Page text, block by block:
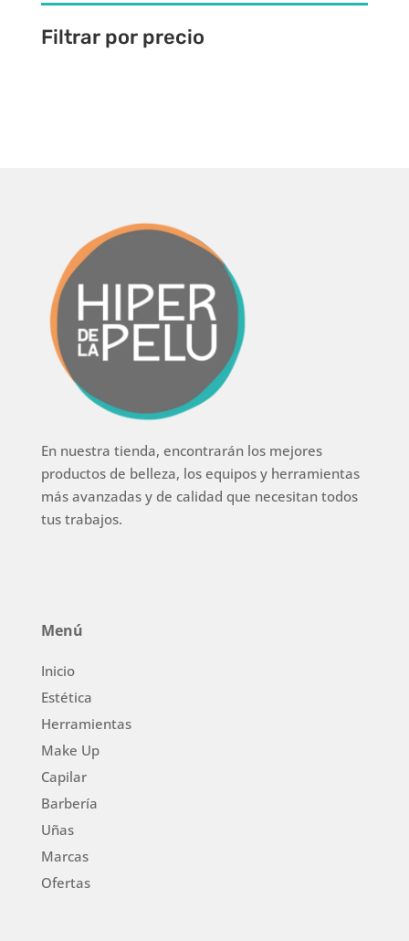
Filtrar por precio
En nuestra tienda, encontrarán los mejores
productos de belleza, los equipos y herramientas
más avanzadas y de calidad que necesitan todos
tus trabajos.
Menú
Inicio
Estética
Herramientas
Make Up
Capilar
Barbería
Uñas
Marcas
Ofertas